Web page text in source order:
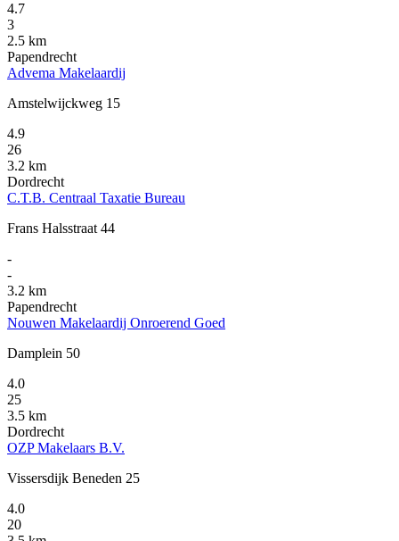
4.7
3
2.5 km
Papendrecht
Advema Makelaardij
Amstelwijckweg 15
4.9
26
3.2 km
Dordrecht
C.T.B. Centraal Taxatie Bureau
Frans Halsstraat 44
-
-
3.2 km
Papendrecht
Nouwen Makelaardij Onroerend Goed
Damplein 50
4.0
25
3.5 km
Dordrecht
OZP Makelaars B.V.
Vissersdijk Beneden 25
4.0
20